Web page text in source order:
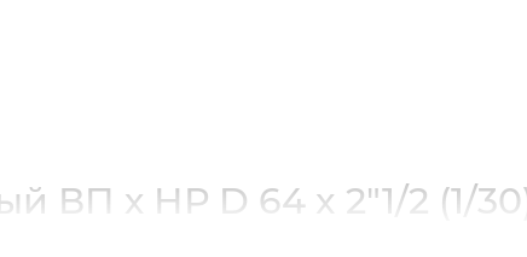
ВП х НР D 64 x 2"1/2 (1/